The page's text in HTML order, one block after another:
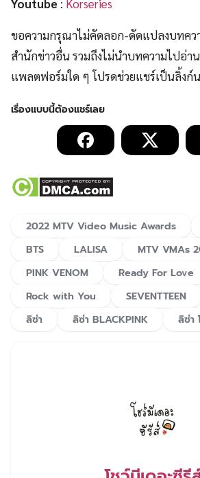
Youtube : Korseries
ขอความกรุณาไม่คัดลอก-ดัดแปลงบทคว
สำนักข่าวอื่น รวมถึงไม่นำบทความไปอ่า
แพลตฟอร์มใด ๆ โปรดช่วยแชร์เป็นลิ้งก์
2022 MTV Video Music Awards
BTS
LALISA
MTV VMAs
PINK VENOM
Ready For Love
Rock with You
SEVENTTEEN
ลิซ่า
ลิซ่า BLACKPINK ลิซ่า